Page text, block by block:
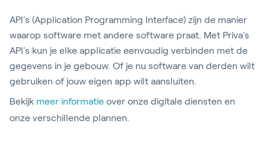
API's (Application Programming Interface) zijn de manier
waarop software met andere software praat. Met Priva's
API's kun je elke applicatie eenvoudig verbinden met de
gegevens in je gebouw. Of je nu software van derden wilt
gebruiken of jouw eigen app wilt aansluiten.
Bekijk meer informatie over onze digitale diensten en
onze verschillende plannen.